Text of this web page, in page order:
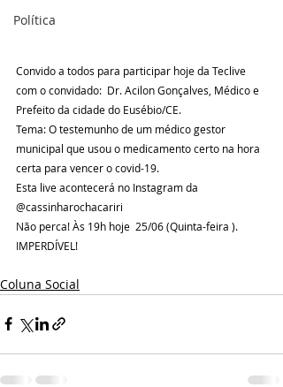
Política
Convido a todos para participar hoje da Teclive
com o convidado:  Dr. Acilon Gonçalves, Médico e
Prefeito da cidade do Eusébio/CE.⁣
⁣Tema: O testemunho de um médico gestor
municipal que usou o medicamento certo na hora
certa para vencer o covid-19.⁣
Esta live acontecerá no Instagram da
@cassinharochacariri
⁣Não perca! Às 19h hoje  25/06 (Quinta-feira ).
IMPERDÍVEL!⁣
Coluna Social